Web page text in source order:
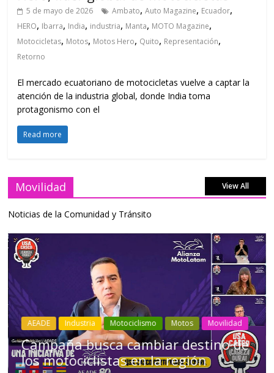
5 de mayo de 2026 Ambato,Auto Magazine, Ecuador,
HERO, Ibarra, India, industria, Manta, MOTO Magazine,
Motocicletas, Motos, Motos Hero, Quito, Representación,
Retorno
El mercado ecuatoriano de motocicletas vuelve a captar la
atención de la industria global, donde India toma
protagonismo con el
Read more
Movilidad View All
Noticias de la Comunidad y Tránsito
Industria Movilidad Transporte Varios
Choferes profesionales mantienen a
Ecuador en movimiento